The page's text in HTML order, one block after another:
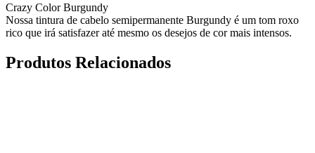
Crazy Color Burgundy
Nossa tintura de cabelo semipermanente Burgundy é um tom roxo
rico que irá satisfazer até mesmo os desejos de cor mais intensos.
Produtos Relacionados